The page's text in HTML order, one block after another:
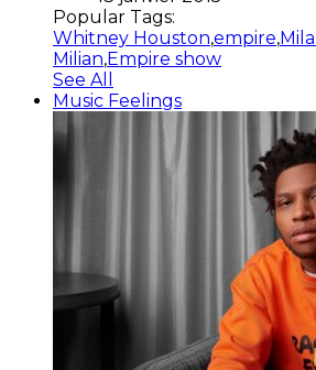
Popular Tags:
Whitney Houston,empire,
Milian,Empire show
See All
Music Feelings